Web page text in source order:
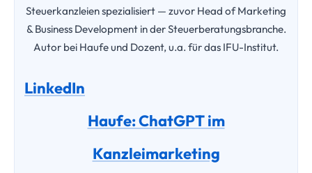
Steuerkanzleien spezialisiert — zuvor Head of Marketing
& Business Development in der Steuerberatungsbranche.
Autor bei Haufe und Dozent, u.a. für das IFU-Institut.
LinkedIn
Haufe: ChatGPT im
Kanzleimarketing